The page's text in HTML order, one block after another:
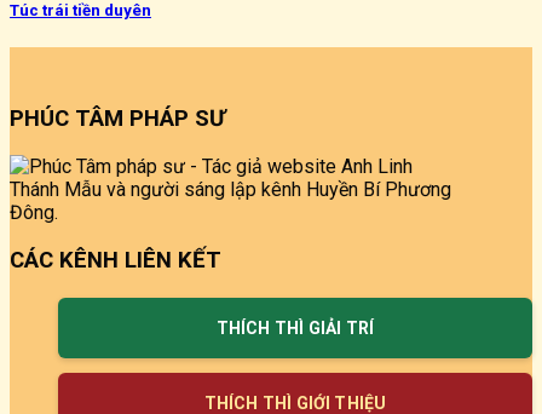
Túc trái tiền duyên
PHÚC TÂM PHÁP SƯ
CÁC KÊNH LIÊN KẾT
THÍCH THÌ GIẢI TRÍ
THÍCH THÌ GIỚI THIỆU